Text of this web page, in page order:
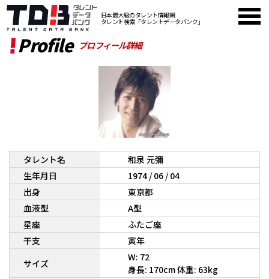
日本最大級のタレント情報網
タレント検索「タレントデータバンク」
Profile プロフィール詳細
タレント名
和泉 元彌
生年月日
1974 / 06 / 04
出身
東京都
血液型
A型
星座
ふたご座
干支
寅年
サイズ
W: 72
身長: 170cm 体重: 63kg